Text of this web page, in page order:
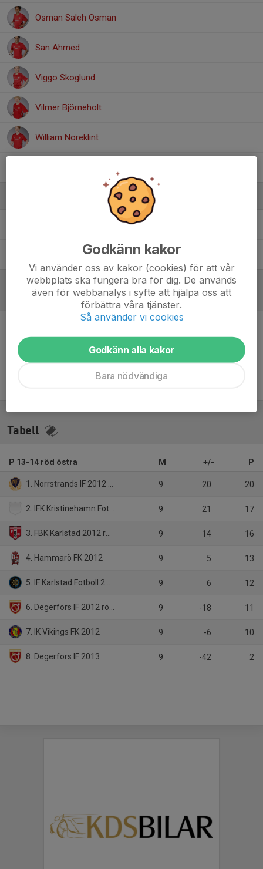
Osman Saleh Osman
San Ahmed
Viggo Skoglund
Vilmer Björneholt
William Noreklint
Tränare
Marcus SkoogMålvaktstränare
Referat
Inget referat skrivet
Tabell
P 13-14 röd östra M +/- P
1. Norrstrands IF 2012 svart 9 20 20
2. IFK Kristinehamn Fotboll 2012 blå 9 21 17
3. FBK Karlstad 2012 röd 9 14 16
4. Hammarö FK 2012 9 5 13
5. IF Karlstad Fotboll 2012 röd 9 6 12
6. Degerfors IF 2012 röd/vit 9 -18 11
7. IK Vikings FK 2012 9 -6 10
8. Degerfors IF 2013 9 -42 2
Godkänn kakor
Vi använder oss av kakor (cookies) för att vår
webbplats ska fungera bra för dig. De används
även för webbanalys i syfte att hjälpa oss att
förbättra våra tjänster.
Så använder vi cookies
Godkänn alla kakor
Bara nödvändiga